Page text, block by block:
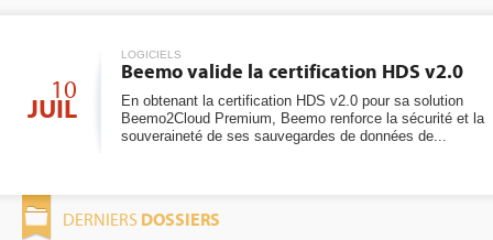
10
JUIL
LOGICIELS
Beemo valide la certification HDS v2.0
En obtenant la certification HDS v2.0 pour sa solution
Beemo2Cloud Premium, Beemo renforce la sécurité et la
souveraineté de ses sauvegardes de données de...
DERNIERS DOSSIERS